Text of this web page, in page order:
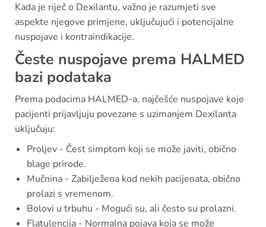
Kada je riječ o Dexilantu, važno je razumjeti sve
aspekte njegove primjene, uključujući i potencijalne
nuspojave i kontraindikacije.
Česte nuspojave prema HALMED
bazi podataka
Prema podacima HALMED-a, najčešće nuspojave koje
pacijenti prijavljuju povezane s uzimanjem Dexilanta
uključuju:
Proljev - Čest simptom koji se može javiti, obično
blage prirode.
Mučnina - Zabilježena kod nekih pacijenata, obično
prolazi s vremenom.
Bolovi u trbuhu - Mogući su, ali često su prolazni.
Flatulencija - Normalna pojava koja se može